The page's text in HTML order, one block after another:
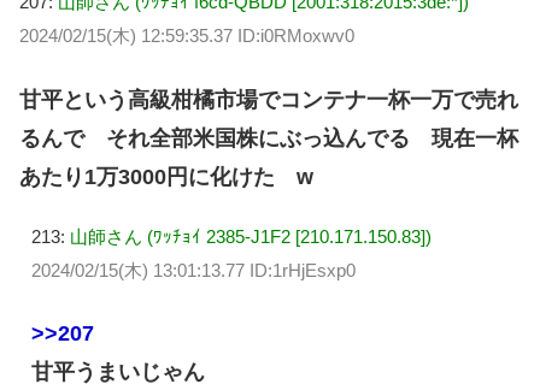
2024/02/15(木) 12:59:35.37 ID:i0RMoxwv0
甘平という高級柑橘市場でコンテナ一杯一万で売れ
るんで それ全部米国株にぶっ込んでる 現在一杯
あたり1万3000円に化けた w
213: 山師さん (ﾜｯﾁｮｲ 2385-J1F2 [210.171.150.83])
2024/02/15(木) 13:01:13.77 ID:1rHjEsxp0
>>207
甘平うまいじゃん